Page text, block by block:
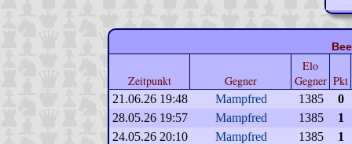
Zeitpunkt Gegner
Elo
Gegner Pkt
21.06.26 19:48 Mampfred 1385
0
28.05.26 19:57
Mampfred 1385
1
24.05.26 20:10
Mampfred 1385
1